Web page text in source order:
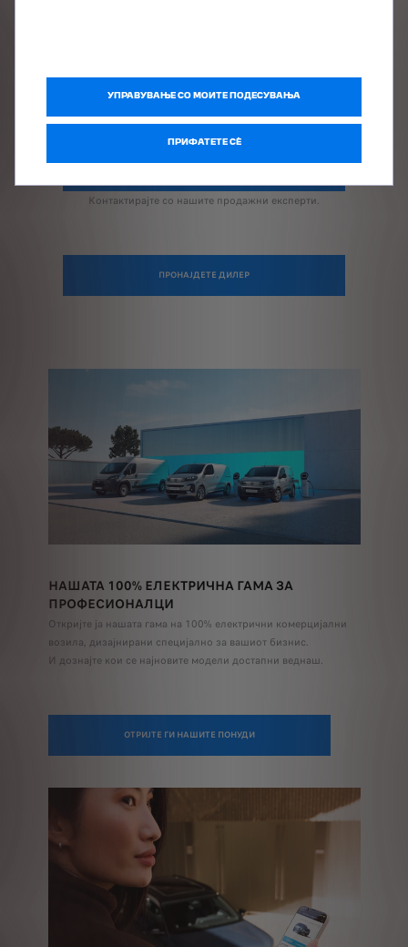
Вашето омилено PEUGEOT возило ве очекува.
Контактирајте со нашите продажни експерти.
ПРОНАЈДЕТЕ ДИЛЕР
НАШАТА 100% ЕЛЕКТРИЧНА ГАМА ЗА
ПРОФЕСИОНАЛЦИ
Откријте ја нашата гама на 100% електрични комерцијални
возила, дизајнирани специјално за вашиот бизнис.
И дознајте кои се најновите модели достапни веднаш.
ОТРИЈТЕ ГИ НАШИТЕ ПОНУДИ
УПРАВУВАЊЕ СО МОИТЕ ПОДЕСУВАЊА
ПРИФАТЕТЕ СÈ